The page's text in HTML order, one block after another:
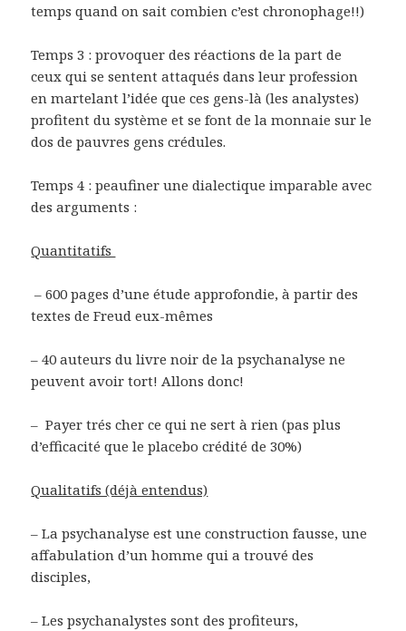
temps quand on sait combien c’est chronophage!!)
Temps 3 : provoquer des réactions de la part de
ceux qui se sentent attaqués dans leur profession
en martelant l’idée que ces gens-là (les analystes)
profitent du système et se font de la monnaie sur le
dos de pauvres gens crédules.
Temps 4 : peaufiner une dialectique imparable avec
des arguments :
Quantitatifs
– 600 pages d’une étude approfondie, à partir des
textes de Freud eux-mêmes
– 40 auteurs du livre noir de la psychanalyse ne
peuvent avoir tort! Allons donc!
– Payer trés cher ce qui ne sert à rien (pas plus
d’efficacité que le placebo crédité de 30%)
Qualitatifs (déjà entendus)
– La psychanalyse est une construction fausse, une
affabulation d’un homme qui a trouvé des
disciples,
– Les psychanalystes sont des profiteurs,